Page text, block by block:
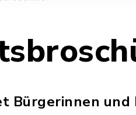
Bürgerinnen